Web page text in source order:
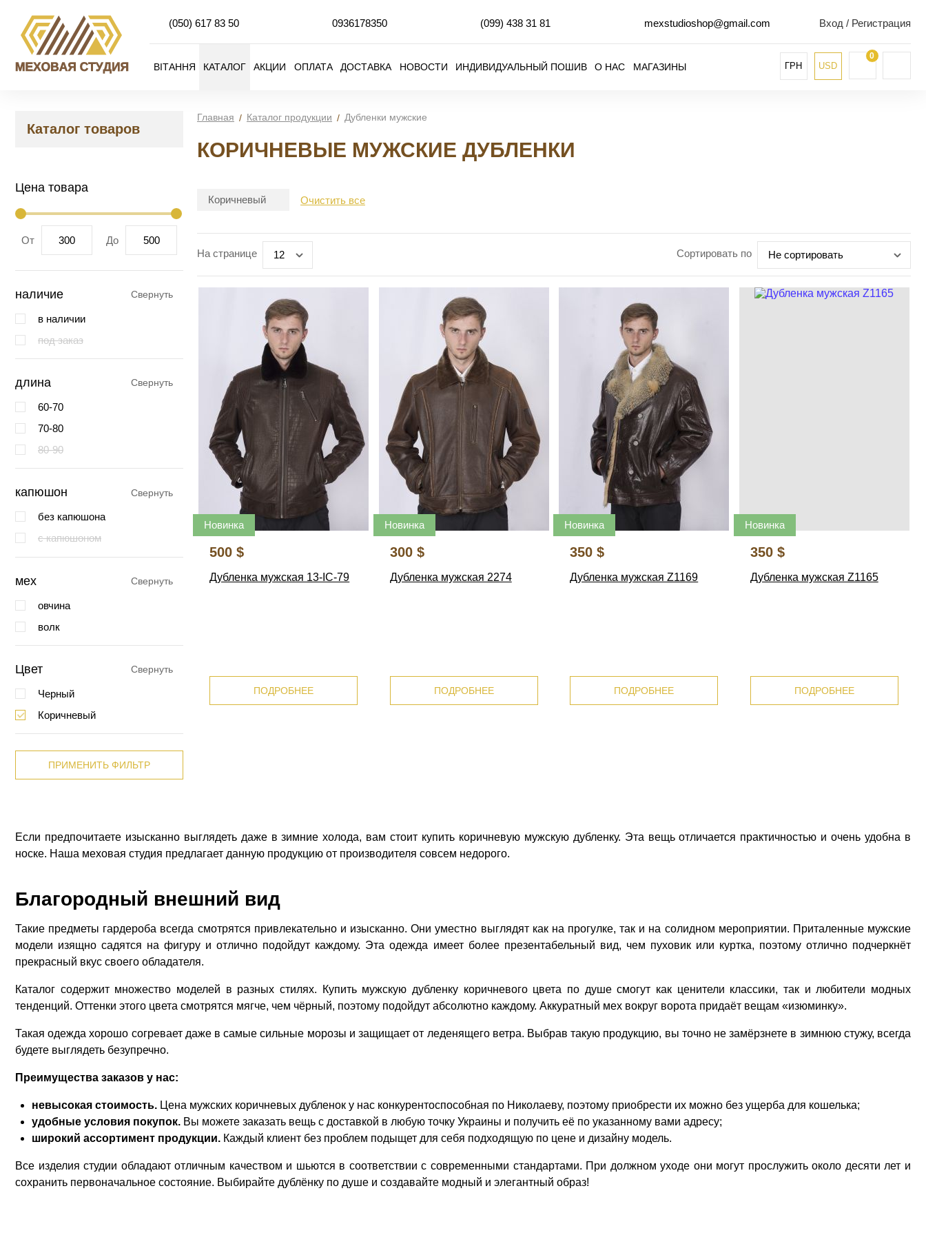
Если предпочитаете изысканно выглядеть даже в зимние холода, вам стоит купить коричневую мужскую дубленку. Эта вещь отличается практичностью и очень удобна в
носке. Наша меховая студия предлагает данную продукцию от производителя совсем недорого.
Благородный внешний вид
Такие предметы гардероба всегда смотрятся привлекательно и изысканно. Они уместно выглядят как на прогулке, так и на солидном мероприятии. Приталенные мужские
модели изящно садятся на фигуру и отлично подойдут каждому. Эта одежда имеет более презентабельный вид, чем пуховик или куртка, поэтому отлично подчеркнёт
прекрасный вкус своего обладателя.
Каталог содержит множество моделей в разных стилях. Купить мужскую дубленку коричневого цвета по душе смогут как ценители классики, так и любители модных
тенденций. Оттенки этого цвета смотрятся мягче, чем чёрный, поэтому подойдут абсолютно каждому. Аккуратный мех вокруг ворота придаёт вещам «изюминку».
Такая одежда хорошо согревает даже в самые сильные морозы и защищает от леденящего ветра. Выбрав такую продукцию, вы точно не замёрзнете в зимнюю стужу, всегда
будете выглядеть безупречно.
Преимущества заказов у нас:
невысокая стоимость. Цена мужских коричневых дубленок у нас конкурентоспособная по Николаеву, поэтому приобрести их можно без ущерба для кошелька;
удобные условия покупок. Вы можете заказать вещь с доставкой в любую точку Украины и получить её по указанному вами адресу;
широкий ассортимент продукции. Каждый клиент без проблем подыщет для себя подходящую по цене и дизайну модель.
Все изделия студии обладают отличным качеством и шьются в соответствии с современными стандартами. При должном уходе они могут прослужить около десяти лет и
сохранить первоначальное состояние. Выбирайте дублёнку по душе и создавайте модный и элегантный образ!
(050) 617 83 50 0936178350 (099)438 31 81 mexstudioshop@gmail.com Вход / Регистрация
ВІТАННЯ КАТАЛОГ АКЦИИ ОПЛАТА ДОСТАВКА НОВОСТИ ИНДИВИДУАЛЬНЫЙ ПОШИВ О НАС МАГАЗИНЫ ГРН USD
0
Главная Каталог продукции Дубленки мужские
КОРИЧНЕВЫЕ МУЖСКИЕ ДУБЛЕНКИ
Коричневый Очистить все
На странице 12 Сортировать по Не сортировать
Новинка
500 $
Дубленка мужская 13-IC-79
ПОДРОБНЕЕ
Новинка
300 $
Дубленка мужская 2274
ПОДРОБНЕЕ
Новинка
350 $
Дубленка мужская Z1169
ПОДРОБНЕЕ
Новинка
350 $
Дубленка мужская Z1165
ПОДРОБНЕЕ
Каталог товаров
Цена товара
От До
наличие Свернуть
в наличии
под заказ
длина Свернуть
60-70
70-80
80-90
капюшон Свернуть
без капюшона
с капюшоном
мех Свернуть
овчина
волк
Цвет Свернуть
Черный
Коричневый
ПРИМЕНИТЬ ФИЛЬТР